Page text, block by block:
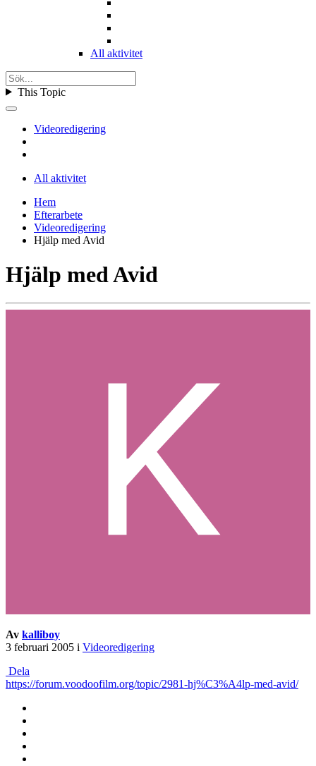
All aktivitet
This Topic
Videoredigering
All aktivitet
Hem
Efterarbete
Videoredigering
Hjälp med Avid
Hjälp med Avid
Av kalliboy
3 februari 2005 i Videoredigering
Dela
https://forum.voodoofilm.org/topic/2981-hj%C3%A4lp-med-avid/